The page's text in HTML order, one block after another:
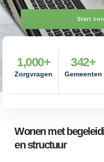
Start
Zorgvragen
1,000+
Gemeenten
342+
Wonen met
en structuur